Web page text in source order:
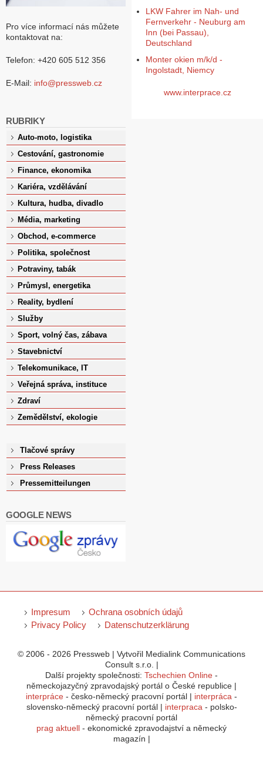
Pro více informací nás můžete
kontaktovat na:
Telefon: +420 605 512 356
E-Mail: info@pressweb.cz
RUBRIKY
Auto-moto, logistika
Cestování, gastronomie
Finance, ekonomika
Kariéra, vzdělávání
Kultura, hudba, divadlo
Média, marketing
Obchod, e-commerce
Politika, společnost
Potraviny, tabák
Průmysl, energetika
Reality, bydlení
Služby
Sport, volný čas, zábava
Stavebnictví
Telekomunikace, IT
Veřejná správa, instituce
Zdraví
Zemědělství, ekologie
Tlačové správy
Press Releases
Pressemitteilungen
GOOGLE NEWS
LKW Fahrer im Nah- und
Fernverkehr - Neuburg am
Inn (bei Passau),
Deutschland
Monter okien m/k/d -
Ingolstadt, Niemcy
www.interprace.cz
Impresum
Ochrana osobních údajů
Privacy Policy
Datenschutzerklärung
© 2006 - 2026 Pressweb | Vytvořil Medialink Communications
Consult s.r.o. |
Další projekty společnosti: Tschechien Online -
německojazyčný zpravodajský portál o České republice |
interpráce - česko-německý pracovní portál | interpráca -
slovensko-německý pracovní portál | interpraca - polsko-
německý pracovní portál
prag aktuell - ekonomické zpravodajství a německý
magazín |